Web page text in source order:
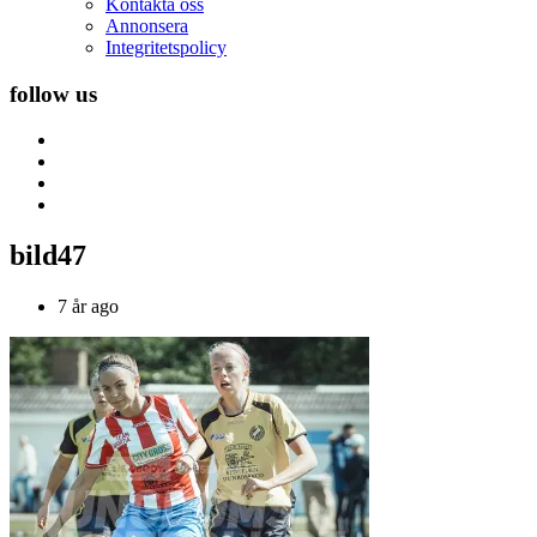
Kontakta oss
Annonsera
Integritetspolicy
follow us
bild47
7 år ago